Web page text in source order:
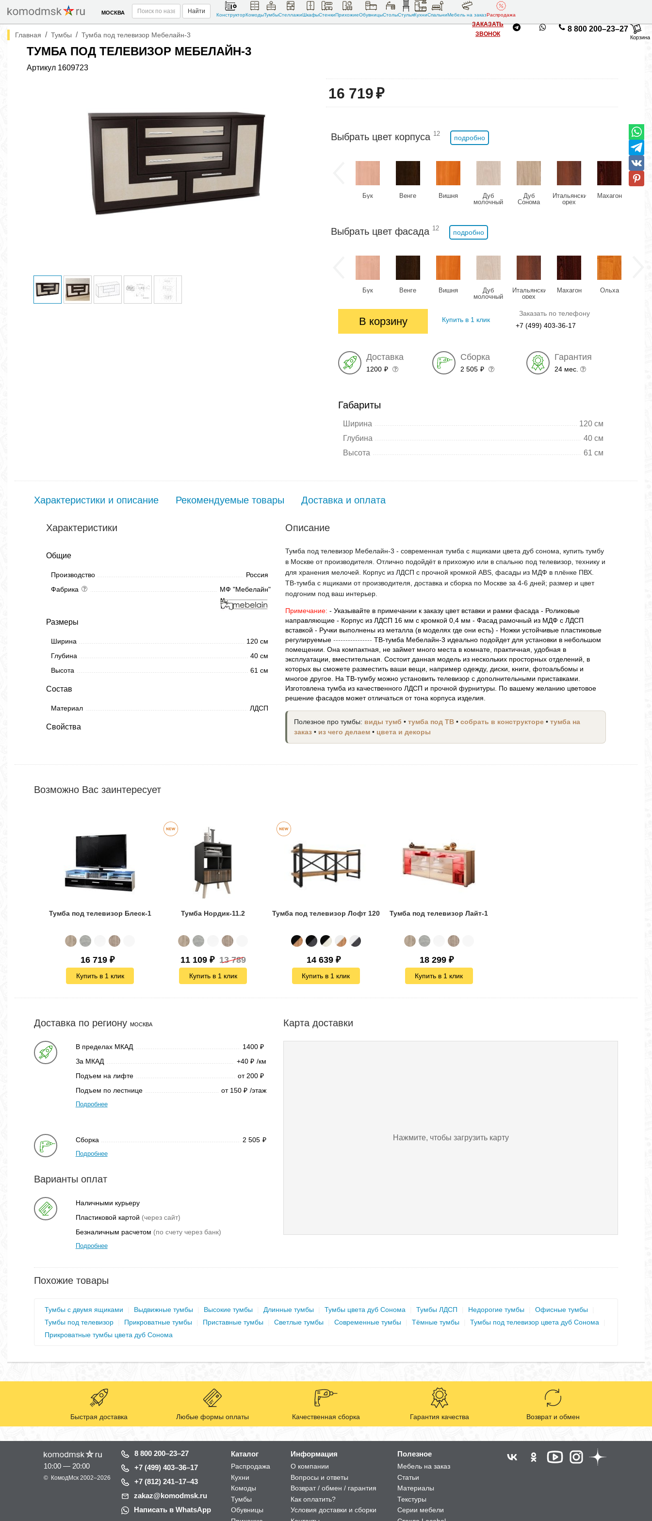
МОСКВА Найти
КонструкторКомодыТумбыСтеллажиШкафыСтенкиПрихожиеОбувницыСтолыСтульяКухниСпальниМебель на заказРаспродажа
ЗАКАЗАТЬ
ЗВОНОК
8 800 200–23–27
Корзина
Главная / Тумбы / Тумба под телевизор Мебелайн-3
ТУМБА ПОД ТЕЛЕВИЗОР МЕБЕЛАЙН-3
Артикул 1609723
16 719₽
Выбрать цвет корпуса 12
подробно
Бук Венге Вишня
Дуб
молочный
Дуб
Сонома
Итальянский
орех
Махагон
Выбрать цвет фасада 12
подробно
Бук Венге Вишня
Дуб
молочный
Итальянский
орех
Махагон Ольха
В корзину Купить в 1 клик
Заказать по телефону
+7 (499) 403-36-17
Доставка
1200 ₽
Сборка
2 505 ₽
Гарантия
24 мес.
Габариты
Ширина
120 см
Глубина
40 см
Высота
61 см
Характеристики и описание Рекомендуемые товары Доставка и оплата
Характеристики
Общие
Производство
Россия
Фабрика
МФ "Мебелайн"
Размеры
Ширина
120 см
Глубина
40 см
Высота
61 см
Состав
Материал ЛДСП
Свойства
Описание
Тумба под телевизор Мебелайн-3 - современная тумба с ящиками цвета дуб сонома, купить тумбу
в Москве от производителя. Отлично подойдёт в прихожую или в спальню под телевизор, технику и
для хранения мелочей. Корпус из ЛДСП с прочной кромкой ABS, фасады из МДФ в плёнке ПВХ.
ТВ-тумба с ящиками от производителя, доставка и сборка по Москве за 4-6 дней; размер и цвет
подгоним под ваш интерьер.
Примечание: - Указывайте в примечании к заказу цвет вставки и рамки фасада - Роликовые
направляющие - Корпус из ЛДСП 16 мм с кромкой 0,4 мм - Фасад рамочный из МДФ с ЛДСП
вставкой - Ручки выполнены из металла (в моделях где они есть) - Ножки устойчивые пластиковые
регулируемые---------------- ТВ-тумба Мебелайн-3 идеально подойдет для установки в небольшом
помещении. Она компактная, не займет много места в комнате, практичная, удобная в
эксплуатации, вместительная. Состоит данная модель из нескольких просторных отделений, в
которых вы сможете разместить ваши вещи, например одежду, диски, книги, фотоальбомы и
многое другое. На ТВ-тумбу можно установить телевизор с дополнительными приставками.
Изготовлена тумба из качественного ЛДСП и прочной фурнитуры. По вашему желанию цветовое
решение фасадов может отличаться от тона корпуса изделия.
Полезное про тумбы: виды тумб •тумба под ТВ •собрать в конструкторе •тумба на
заказ • из чего делаем • цвета и декоры
Возможно Вас заинтересует
Тумба под телевизор Блеск-1
16 719 ₽
Купить в 1 клик
Тумба Нордик-11.2
11 109 ₽ 13 789
Купить в 1 клик
Тумба под телевизор Лофт 120
14 639 ₽
Купить в 1 клик
Тумба под телевизор Лайт-1
18 299 ₽
Купить в 1 клик
Доставка по региону МОСКВА
В пределах МКАД 1400 ₽
За МКАД +40 ₽ /км
Подъем на лифте
от 200 ₽
Подъем по лестнице от 150 ₽ /этаж
Подробнее
Сборка 2 505 ₽
Подробнее
Варианты оплат
Наличными курьеру
Пластиковой картой (через сайт)
Безналичным расчетом (по счету через банк)
Подробнее
Карта доставки
Нажмите, чтобы загрузить карту
Похожие товары
Тумбы с двумя ящиками Выдвижные тумбы Высокие тумбы Длинные тумбы Тумбы цвета дуб Сонома Тумбы ЛДСП Недорогие тумбы Офисные тумбы
Тумбы под телевизор
Прикроватные тумбы Приставные тумбы Светлые тумбы Современные тумбы Тёмные тумбы Тумбы под телевизор цвета дуб Сонома
Прикроватные тумбы цвета дуб Сонома
Быстрая доставка Любые формы оплаты Качественная сборка Гарантия качества Возврат и обмен
10:00 — 20:00
© КомодМск 2002–2026
8 800 200–23–27
+7 (499) 403–36–17
+7 (812) 241–17–43
zakaz@komodmsk.ru
Написать в WhatsApp
Каталог
Распродажа
Кухни
Комоды
Тумбы
Обувницы
Информация
О компании
Вопросы и ответы
Возврат / обмен / гарантия
Как оплатить?
Условия доставки и сборки
Полезное
Мебель на заказ
Статьи
Материалы
Текстуры
Серии мебели